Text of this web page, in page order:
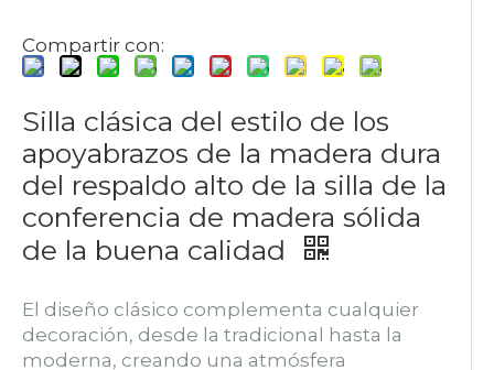
Compartir con:
Silla clásica del estilo de los
apoyabrazos de la madera dura
del respaldo alto de la silla de la
conferencia de madera sólida
de la buena calidad
El diseño clásico complementa cualquier
decoración, desde la tradicional hasta la
moderna, creando una atmósfera